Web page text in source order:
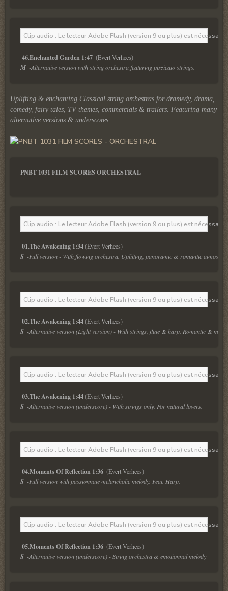
Clip audio : Le lecteur Adobe Flash (version 9 ou plus) est
46.Enchanted Garden 1:47 (Evert Verhees)
M -Alternative version with string orchestra featuring pizzicato strings.
Uplifting & enchanting Classical string orchestras for dramedy, drama,
comedy, fairy tales, TV themes, commercials & trailers. Featuring many
alternative versions & underscores.
PNBT 1031 FILM SCORES ORCHESTRAL
Clip audio : Le lecteur Adobe Flash (version 9 ou plus) est
01.The Awakening 1:34 (Evert Verhees)
S -Full version - With flowing orchestra. Uplifting, panoramic & romantic
Clip audio : Le lecteur Adobe Flash (version 9 ou plus) est
02.The Awakening 1:44 (Evert Verhees)
S -Alternative version (Light version) - With strings, flute & harp. Romantic &
Clip audio : Le lecteur Adobe Flash (version 9 ou plus) est
03.The Awakening 1:44 (Evert Verhees)
S -Alternative version (underscore) - With strings only. For natural lovers.
Clip audio : Le lecteur Adobe Flash (version 9 ou plus) est
04.Moments Of Reflection 1:36 (Evert Verhees)
S -Full version with passionnate melancholic melody. Feat. Harp.
Clip audio : Le lecteur Adobe Flash (version 9 ou plus) est
05.Moments Of Reflection 1:36 (Evert Verhees)
S -Alternative version (underscore) - String orchestra & emotionnal melody